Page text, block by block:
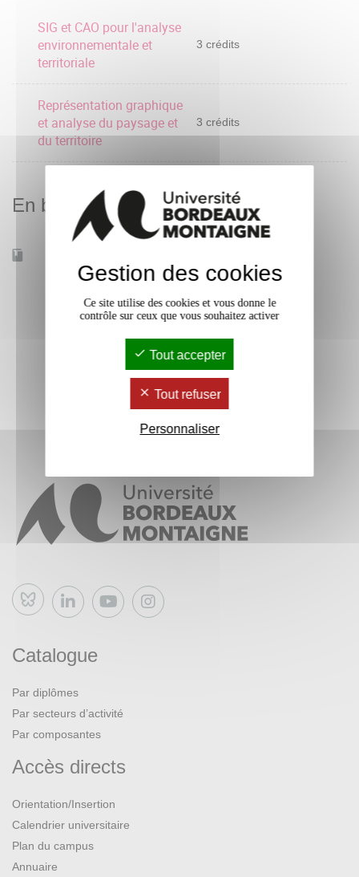
SIG et CAO pour l'analyse
environnementale et
territoriale
3 crédits
Représentation graphique
et analyse du paysage et
du territoire
3 crédits
En bref
Bluesky
Catalogue
Par diplômes
Par secteurs d’activité
Par composantes
Accès directs
Orientation/Insertion
Calendrier universitaire
Plan du campus
Annuaire
Gestion des cookies
Ce site utilise des cookies et vous donne le
contrôle sur ceux que vous souhaitez activer
Tout accepter
Tout refuser
Personnaliser